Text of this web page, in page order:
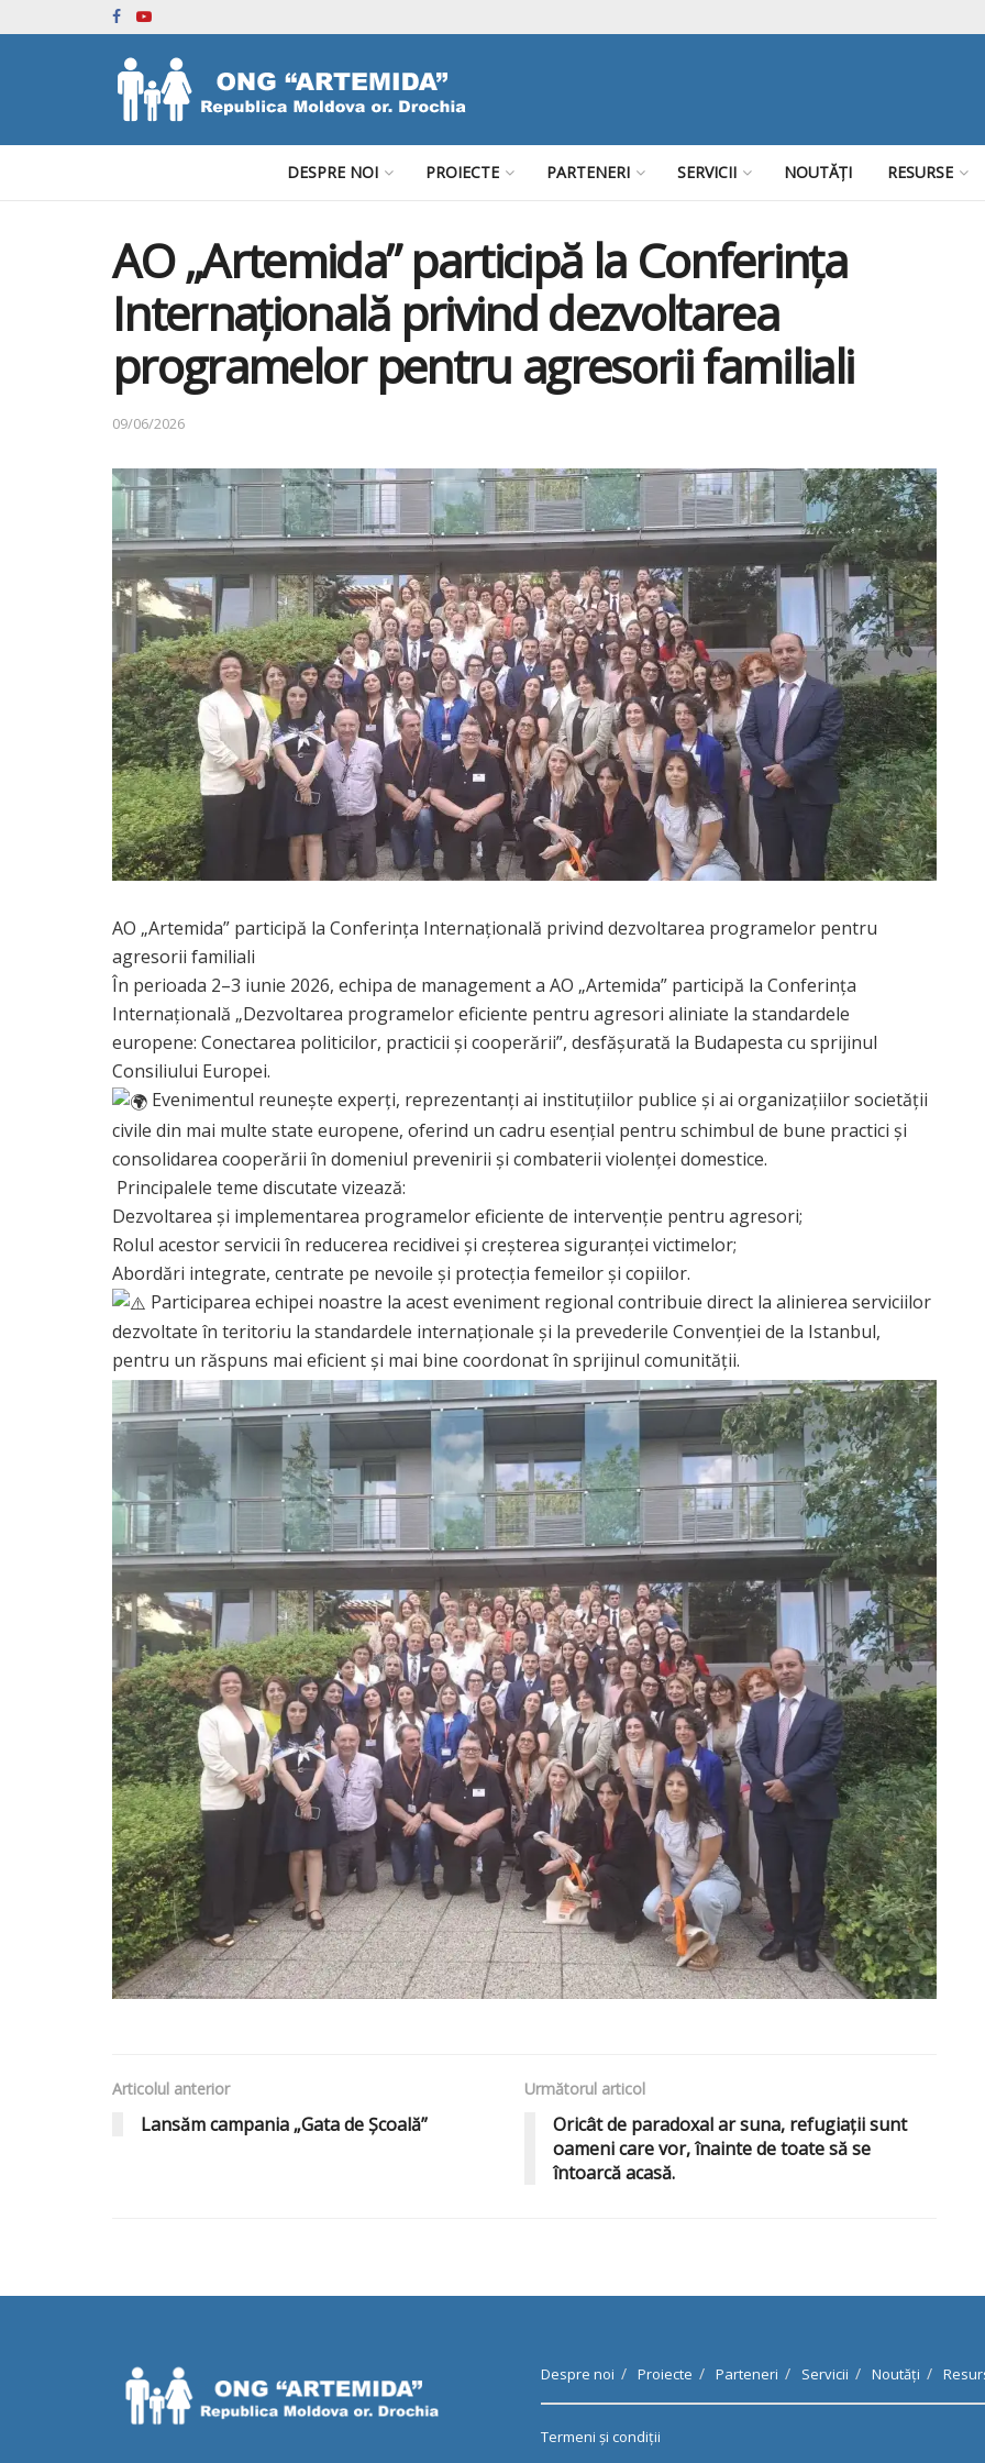
DESPRE NOI PROIECTE PARTENERI SERVICII NOUTĂȚI RESURSE
AO „Artemida” participă la Conferința
Internațională privind dezvoltarea
programelor pentru agresorii familiali
09/06/2026
AO „Artemida” participă la Conferința Internațională privind dezvoltarea programelor pentru
agresorii familiali
​În perioada 2–3 iunie 2026, echipa de management a AO „Artemida” participă la Conferința
Internațională „Dezvoltarea programelor eficiente pentru agresori aliniate la standardele
europene: Conectarea politicilor, practicii și cooperării”, desfășurată la Budapesta cu sprijinul
Consiliului Europei.
Evenimentul reunește experți, reprezentanți ai instituțiilor publice și ai organizațiilor societății
civile din mai multe state europene, oferind un cadru esențial pentru schimbul de bune practici și
consolidarea cooperării în domeniul prevenirii și combaterii violenței domestice.
​ Principalele teme discutate vizează:
​Dezvoltarea și implementarea programelor eficiente de intervenție pentru agresori;
​Rolul acestor servicii în reducerea recidivei și creșterea siguranței victimelor;
​Abordări integrate, centrate pe nevoile și protecția femeilor și copiilor.
Participarea echipei noastre la acest eveniment regional contribuie direct la alinierea serviciilor
dezvoltate în teritoriu la standardele internaționale și la prevederile Convenției de la Istanbul,
pentru un răspuns mai eficient și mai bine coordonat în sprijinul comunității.
Articolul anterior
Lansăm campania „Gata de Școală”
Următorul articol
Oricât de paradoxal ar suna, refugiații sunt
oameni care vor, înainte de toate să se
întoarcă acasă.
Despre noi Proiecte Parteneri Servicii Noutăți
Termeni și condiții